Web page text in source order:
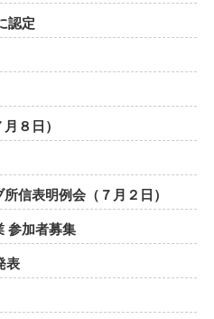
認定
８日）
信表明例会（７月２日）
参加者募集
表